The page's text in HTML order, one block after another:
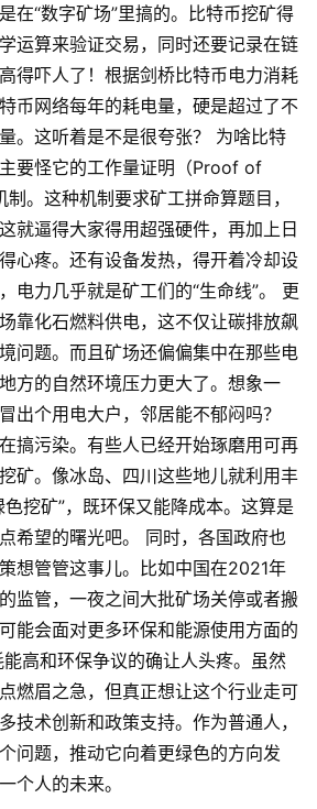
在“数字矿场”里搞的。比特币挖矿得
运算来验证交易，同时还要记录在链
得吓人了！根据剑桥比特币电力消耗
币网络每年的耗电量，硬是超过了不
。这听着是不是很夸张？ 为啥比特
要怪它的工作量证明（Proof of
。这种机制要求矿工拼命算题目，
就逼得大家得用超强硬件，再加上日
心疼。还有设备发热，得开着冷却设
电力几乎就是矿工们的“生命线”。 更
靠化石燃料供电，这不仅让碳排放飙
问题。而且矿场还偏偏集中在那些电
方的自然环境压力更大了。想象一
出个用电大户，邻居能不郁闷吗？
搞污染。有些人已经开始琢磨用可再
矿。像冰岛、四川这些地儿就利用丰
挖矿”，既环保又能降成本。这算是
希望的曙光吧。 同时，各国政府也
想管管这事儿。比如中国在2021年
监管，一夜之间大批矿场关停或者搬
能会面对更多环保和能源使用方面的
高和环保争议的确让人头疼。虽然
燃眉之急，但真正想让这个行业走可
技术创新和政策支持。作为普通人，
问题，推动它向着更绿色的方向发
个人的未来。